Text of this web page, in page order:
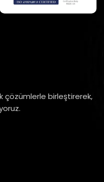
çözümlerle birleştirerek,